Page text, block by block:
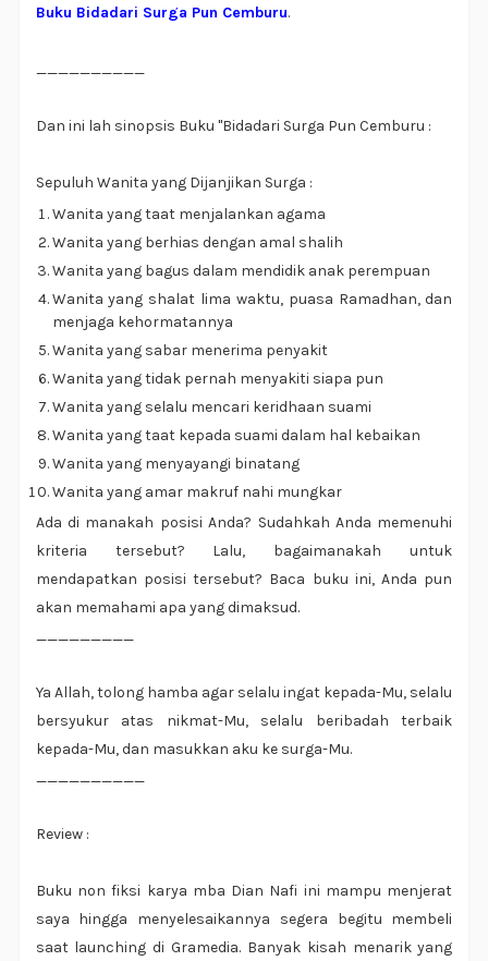
Buku Bidadari Surga Pun Cemburu.
__________
Dan ini lah sinopsis Buku "Bidadari Surga Pun Cemburu :
Sepuluh Wanita yang Dijanjikan Surga :
Wanita yang taat menjalankan agama
Wanita yang berhias dengan amal shalih
Wanita yang bagus dalam mendidik anak perempuan
Wanita yang shalat lima waktu, puasa Ramadhan, dan
menjaga kehormatannya
Wanita yang sabar menerima penyakit
Wanita yang tidak pernah menyakiti siapa pun
Wanita yang selalu mencari keridhaan suami
Wanita yang taat kepada suami dalam hal kebaikan
Wanita yang menyayangi binatang
Wanita yang amar makruf nahi mungkar
Ada di manakah posisi Anda? Sudahkah Anda memenuhi
kriteria tersebut? Lalu, bagaimanakah untuk
mendapatkan posisi tersebut? Baca buku ini, Anda pun
akan memahami apa yang dimaksud.
_________
Ya Allah, tolong hamba agar selalu ingat kepada-Mu, selalu
bersyukur atas nikmat-Mu, selalu beribadah terbaik
kepada-Mu, dan masukkan aku ke surga-Mu.
__________
Review :
Buku non fiksi karya mba Dian Nafi ini mampu menjerat
saya hingga menyelesaikannya segera begitu membeli
saat launching di Gramedia. Banyak kisah menarik yang